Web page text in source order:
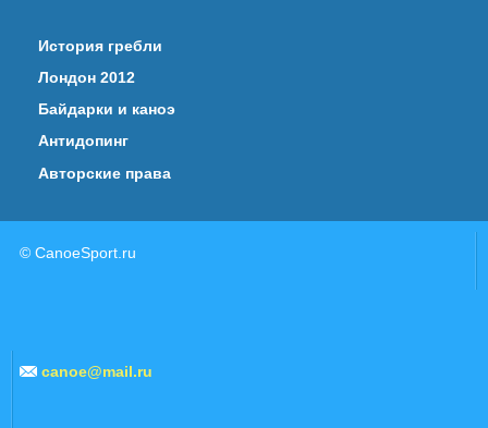
История гребли
Лондон 2012
Байдарки и каноэ
Антидопинг
Авторские права
© CanoeSport.ru
canoe@mail.ru